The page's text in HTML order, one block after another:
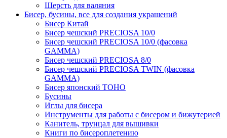
Шерсть для валяния
Бисер, бусины, все для создания украшений
Бисер Китай
Бисер чешский PRECIOSA 10/0
Бисер чешский PRECIOSA 10/0 (фасовка
GAMMA)
Бисер чешский PRECIOSA 8/0
Бисер чешский PRECIOSA TWIN (фасовка
GAMMA)
Бисер японский TOHO
Бусины
Иглы для бисера
Инструменты для работы с бисером и бижутерией
Канитель, трунцал для вышивки
Книги по бисероплетению